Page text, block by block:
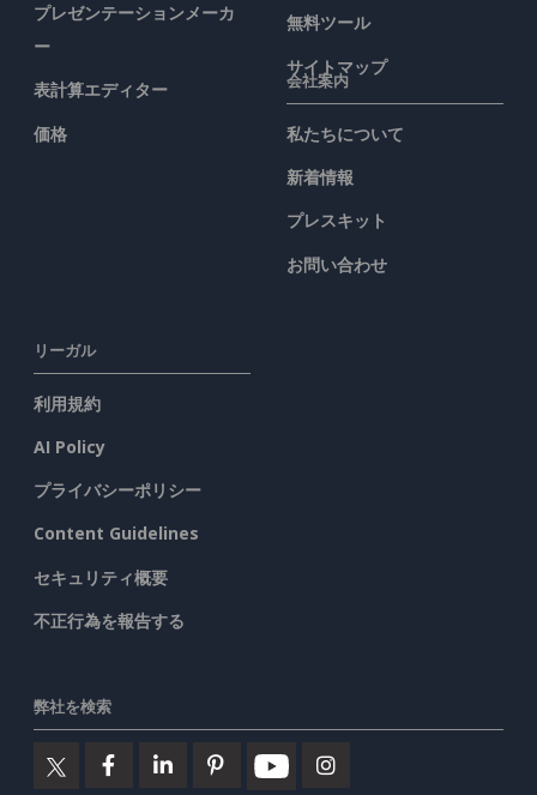
プレゼンテーションメーカ
ー
表計算エディター
価格
無料ツール
サイトマップ
会社案内
私たちについて
新着情報
プレスキット
お問い合わせ
リーガル
利用規約
AI Policy
プライバシーポリシー
Content Guidelines
セキュリティ概要
不正行為を報告する
弊社を検索